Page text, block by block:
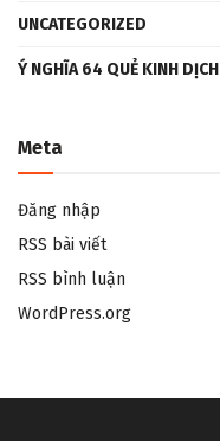
UNCATEGORIZED
Ý NGHĨA 64 QUẺ KINH DỊCH
Meta
Đăng nhập
RSS bài viết
RSS bình luận
WordPress.org